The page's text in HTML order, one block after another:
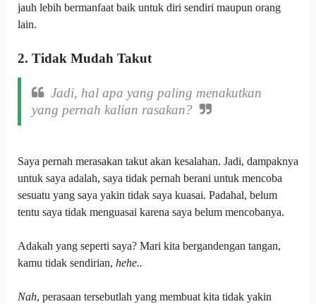
jauh lebih bermanfaat baik untuk diri sendiri maupun orang
lain.
2. Tidak Mudah Takut
Jadi, hal apa yang paling menakutkan
yang pernah kalian rasakan?
Saya pernah merasakan takut akan kesalahan. Jadi, dampaknya
untuk saya adalah, saya tidak pernah berani untuk mencoba
sesuatu yang saya yakin tidak saya kuasai. Padahal, belum
tentu saya tidak menguasai karena saya belum mencobanya.
Adakah yang seperti saya? Mari kita bergandengan tangan,
kamu tidak sendirian, hehe..
Nah, perasaan tersebutlah yang membuat kita tidak yakin